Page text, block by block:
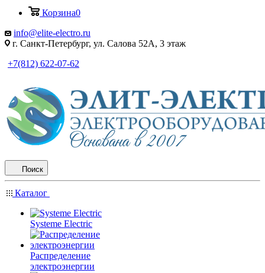
Корзина0
info@elite-electro.ru
г. Санкт-Петербург, ул. Салова 52А, 3 этаж
+7(812) 622-07-62
Поиск
Каталог
Systeme Electric
Распределение
электроэнергии